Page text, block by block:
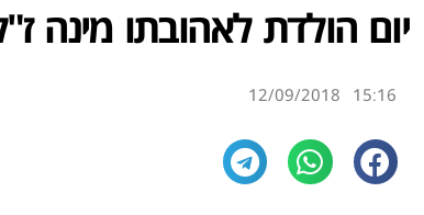
יום הולדת לאהובתו מינה
15:16
12/09/2018